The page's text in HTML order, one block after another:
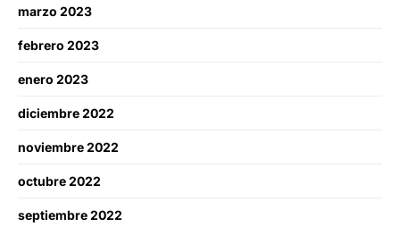
marzo 2023
febrero 2023
enero 2023
diciembre 2022
noviembre 2022
octubre 2022
septiembre 2022